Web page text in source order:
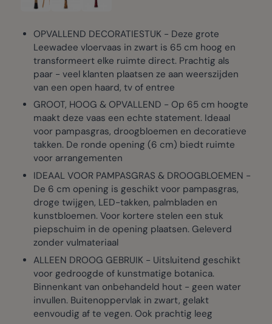
OPVALLEND DECORATIESTUK - Deze grote
Leewadee vloervaas in zwart is 65 cm hoog en
transformeert elke ruimte direct. Prachtig als
paar - veel klanten plaatsen ze aan weerszijden
van een open haard, tv of entree
GROOT, HOOG & OPVALLEND - Op 65 cm hoogte
maakt deze vaas een echte statement. Ideaal
voor pampasgras, droogbloemen en decoratieve
takken. De ronde opening (6 cm) biedt ruimte
voor arrangementen
IDEAAL VOOR PAMPASGRAS & DROOGBLOEMEN -
De 6 cm opening is geschikt voor pampasgras,
droge twijgen, LED-takken, palmbladen en
kunstbloemen. Voor kortere stelen een stuk
piepschuim in de opening plaatsen. Geleverd
zonder vulmateriaal
ALLEEN DROOG GEBRUIK - Uitsluitend geschikt
voor gedroogde of kunstmatige botanica.
Binnenkant van onbehandeld hout - geen water
invullen. Buitenoppervlak in zwart, gelakt
eenvoudig af te vegen. Ook prachtig leeg